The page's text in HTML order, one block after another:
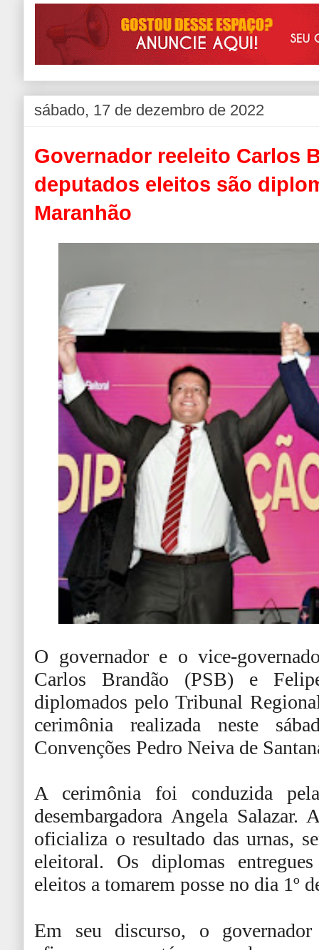
sábado, 17 de dezembro de 2022
Governador reeleito Carlos
deputados eleitos são
Maranhão
O governador e o vice-
Carlos Brandão (PSB) e
diplomados pelo Tribunal
cerimônia realizada neste
Convenções Pedro Neiva de
A cerimônia foi conduzida
desembargadora Angela
oficializa o resultado das urnas,
eleitoral. Os diplomas
eleitos a tomarem posse no dia 1º
Em seu discurso, o